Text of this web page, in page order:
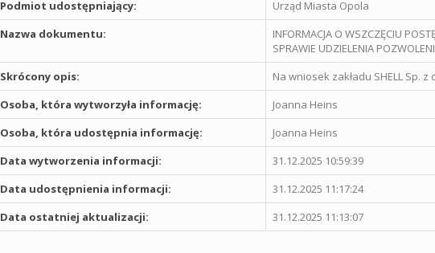
Podmiot udostępniający:
Urząd Miasta Opola
Nazwa dokumentu:
INFORMACJA O WSZCZĘCIU
SPRAWIE UDZIELENIA
Skrócony opis:
Na wniosek zakładu SHELL Sp. z
Osoba, która wytworzyła informację:
Joanna Heins
Osoba, która udostępnia informację:
Joanna Heins
Data wytworzenia informacji:
31.12.2025 10:59:39
Data udostępnienia informacji:
31.12.2025 11:17:24
Data ostatniej aktualizacji:
31.12.2025 11:13:07